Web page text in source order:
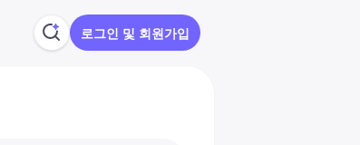
로그인 및 회원가입